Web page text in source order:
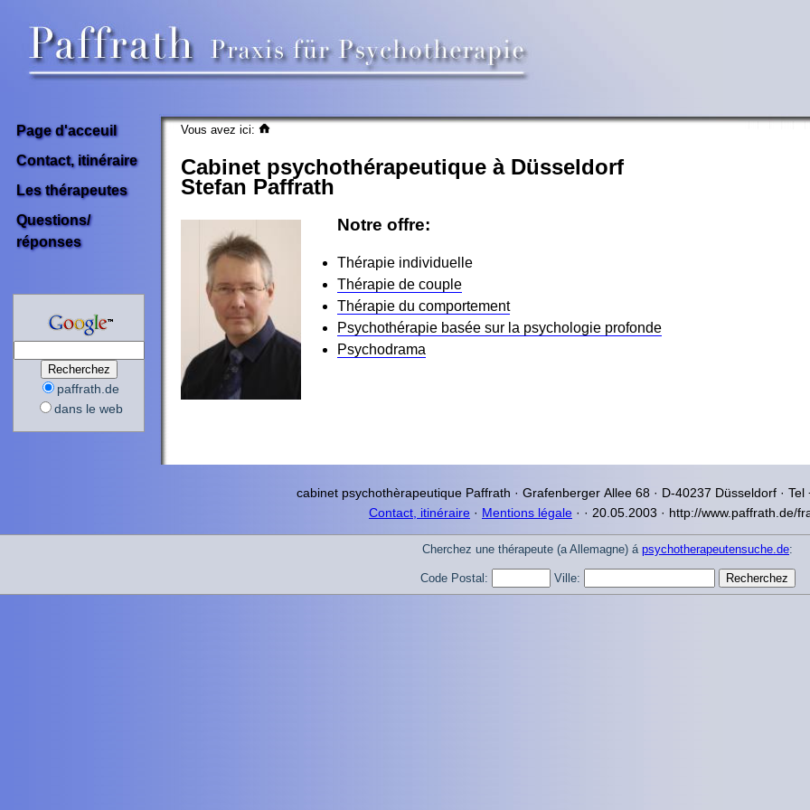
Page d'acceuil
Contact, itinéraire
Les thérapeutes
Questions/
réponses
paffrath.de
dans le web
Vous avez ici:
Cabinet psychothérapeutique à Düsseldorf
Stefan Paffrath
Notre offre:
Thérapie individuelle
Thérapie de couple
Thérapie du comportement
Psychothérapie basée sur la psychologie profonde
Psychodrama
cabinet psychothèrapeutique Paffrath · Grafenberger Allee68 · D-40237 Düsseldorf· Tel
Contact, itinéraire · Mentions légale · · 20.05.2003 · http://www.paffrath.de/
Cherchez une thérapeute (a Allemagne) á psychotherapeutensuche.de:
Code Postal: Ville: